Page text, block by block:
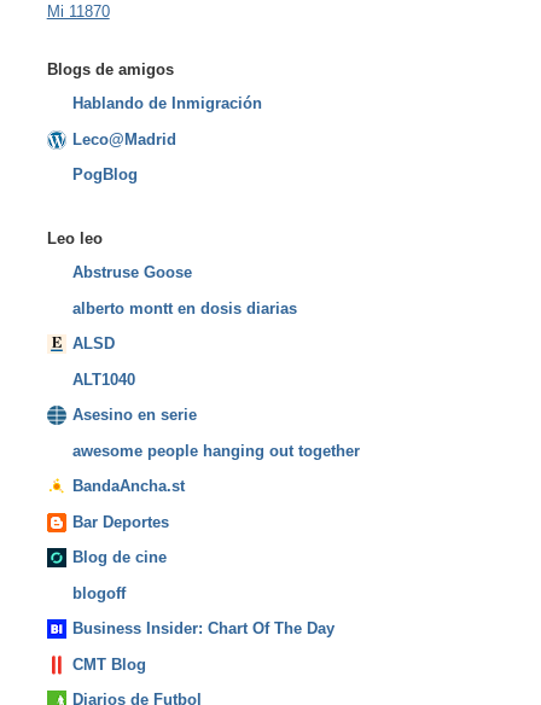
Mi 11870
Blogs de amigos
Hablando de Inmigración
Leco@Madrid
PogBlog
Leo leo
Abstruse Goose
alberto montt en dosis diarias
ALSD
ALT1040
Asesino en serie
awesome people hanging out together
BandaAncha.st
Bar Deportes
Blog de cine
blogoff
Business Insider: Chart Of The Day
CMT Blog
Diarios de Futbol